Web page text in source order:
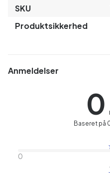
SKU
Produktsikkerhed
Anmeldelser
Baseret på
0